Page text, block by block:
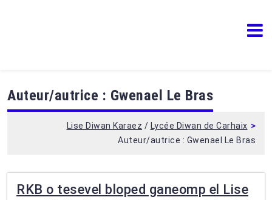
Auteur/autrice : Gwenael Le Bras
Lise Diwan Karaez / Lycée Diwan de Carhaix >
Auteur/autrice : Gwenael Le Bras
RKB o tesevel bloped ganeomp el Lise